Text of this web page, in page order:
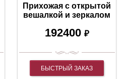
Прихожая с открытой
вешалкой и зеркалом
192400 ₽
БЫСТРЫЙ ЗАКАЗ